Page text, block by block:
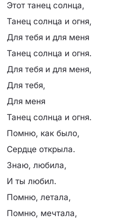
Этот танец солнца,
Танец солнца и огня,
Для тебя и для меня
Танец солнца и огня.
Для тебя и для меня,
Для тебя,
Для меня
Танец солнца и огня.
Помню, как было,
Сердце открыла.
Знаю, любила,
И ты любил.
Помню, летала,
Помню, мечтала,